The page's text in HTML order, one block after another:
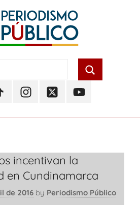
InstagramTwitterYoutube
incentivan la
en Cundinamarca
de 2016 by Periodismo Público